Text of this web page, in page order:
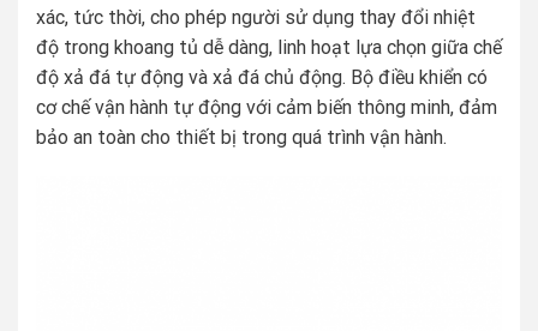
xác, tức thời, cho phép người sử dụng thay đổi nhiệt
độ trong khoang tủ dễ dàng, linh hoạt lựa chọn giữa chế
độ xả đá tự động và xả đá chủ động. Bộ điều khiển có
cơ chế vận hành tự động với cảm biến thông minh, đảm
bảo an toàn cho thiết bị trong quá trình vận hành.